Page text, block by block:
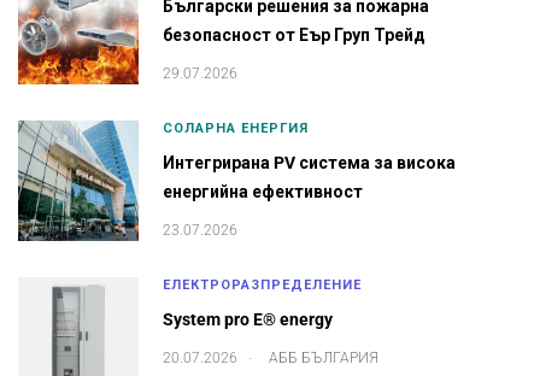
Български решения за пожарна
безопасност от Еър Груп Трейд
29.07.2026
СОЛАРНА ЕНЕРГИЯ
Интегрирана PV система за висока
енергийна ефективност
23.07.2026
ЕЛЕКТРОРАЗПРЕДЕЛЕНИЕ
System pro E® energy
20.07.2026 АББ БЪЛГАРИЯ